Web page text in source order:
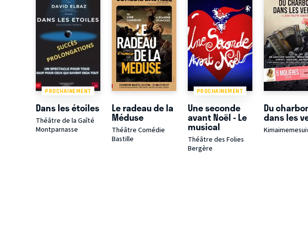
PROCHAINEMENT
Dans les étoiles
Théâtre de la Gaîté
Montparnasse
Le radeau de la
Méduse
Théâtre Comédie
Bastille
PROCHAINEMENT
Une seconde
avant Noël - Le
musical
Théâtre des Folies
Bergère
Du
dans les